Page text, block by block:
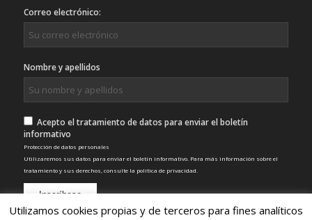
Correo electrónico:
Nombre y apellidos
Acepto el tratamiento de datos para enviar el boletín
informativo
Protección de datos personales
Utilizaremos sus datos para enviar el boletín informativo. Para más información sobre el
tratamiento y sus derechos, consulte la política de privacidad
Utilizamos cookies propias y de terceros para fines analíticos